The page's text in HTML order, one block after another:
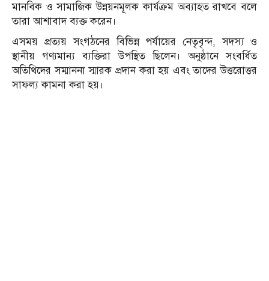
মানবিক ও সামাজিক উন্নয়নমূলক কার্যক্রম অব্যাহত রাখবে বলে
তারা আশাবাদ ব্যক্ত করেন।
এসময় প্রত্যয় সংগঠনের বিভিন্ন পর্যায়ের নেতৃবৃন্দ, সদস্য ও
স্থানীয় গণ্যমান্য ব্যক্তিরা উপস্থিত ছিলেন। অনুষ্ঠানে সংবর্ধিত
অতিথিদের সম্মাননা স্মারক প্রদান করা হয় এবং তাদের উত্তরোত্তর
সাফল্য কামনা করা হয়।